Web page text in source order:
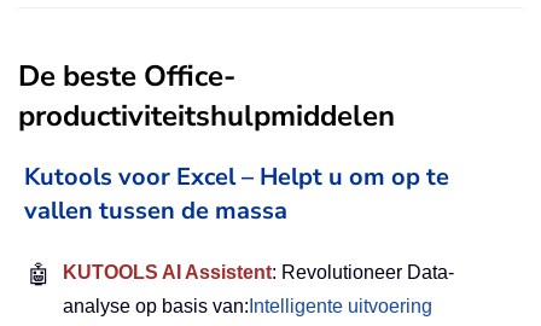
De beste Office-
productiviteitshulpmiddelen
Kutools voor Excel – Helpt u om op te
vallen tussen de massa
🤖 KUTOOLS AI Assistent: Revolutioneer Data-
analyse op basis van: Intelligente uitvoering